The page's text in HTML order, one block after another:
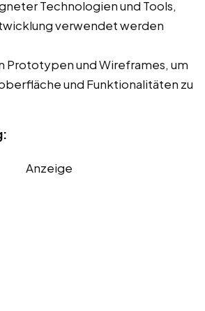
Technologien und Tools,
verwendet werden
Prototypen und Wireframes, um
und Funktionalitäten zu
Anzeige